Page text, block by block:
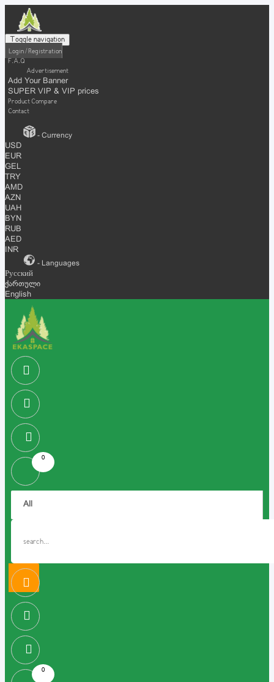
Toggle navigation
Login / Registration
F.A.Q
Advertisement
Add Your Banner
SUPER VIP & VIP prices
Product Compare
Contact
- Currency
USD
EUR
GEL
TRY
AMD
AZN
UAH
BYN
RUB
AED
INR
- Languages
Русский
ქართული
English
0
0